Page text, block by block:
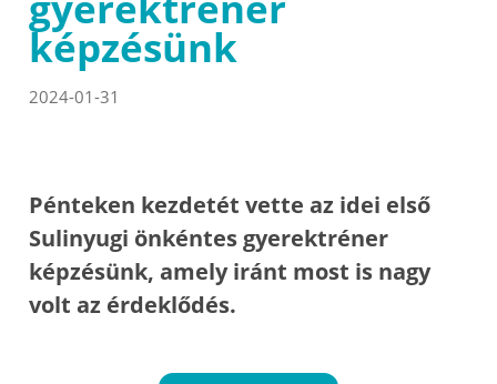
képzésünk
2024-01-31
Pénteken kezdetét vette az idei első
Sulinyugi önkéntes gyerektréner
képzésünk, amely iránt most is nagy
volt az érdeklődés.